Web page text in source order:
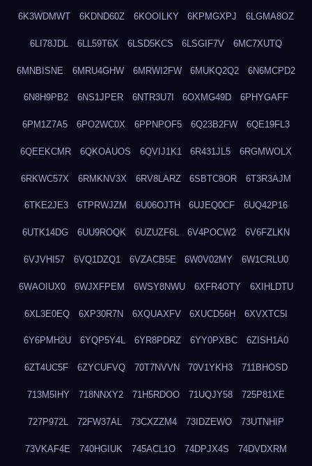
6K3WDMWT 6KDND60Z 6KOOILKY 6KPMGXPJ 6LGMA8OZ
6LI78JDL 6LL59T6X 6LSD5KCS 6LSGIF7V 6MC7XUTQ
6MNBISNE 6MRU4GHW 6MRWI2FW 6MUKQ2Q2 6N6MCPD2
6N8H9PB2 6NS1JPER 6NTR3U7I 6OXMG49D 6PHYGAFF
6PM1Z7A5 6PO2WC0X 6PPNPOF5 6Q23B2FW 6QE19FL3
6QEEKCMR 6QKOAUOS 6QVIJ1K1 6R431JL5 6RGMWOLX
6RKWC57X 6RMKNV3X 6RV8LARZ 6SBTC8OR 6T3R3AJM
6TKE2JE3 6TPRWJZM 6U06OJTH 6UJEQ0CF 6UQ42P16
6UTK14DG 6UU9ROQK 6UZUZF6L 6V4POCW2 6V6FZLKN
6VJVHI57 6VQ1DZQ1 6VZACB5E 6W0V02MY 6W1CRLU0
6WAOIUX0 6WJXFPEM 6WSY8NWU 6XFR4OTY 6XIHLDTU
6XL3E0EQ 6XP30R7N 6XQUAXFV 6XUCD56H 6XVXTC5I
6Y6PMH2U 6YQP5Y4L 6YR8PDRZ 6YY0PXBC 6ZISH1A0
6ZT4UC5F 6ZYCUFVQ 70T7NVVN 70V1YKH3 711BHOSD
713M5IHY 718NNXY2 71H5RDOO 71UQJY58 725P81XE
727P972L 72FW37AL 73CXZZM4 73IDZEWO 73UTNHIP
73VKAF4E 740HGIUK 745ACL1O 74DPJX4S 74DVDXRM